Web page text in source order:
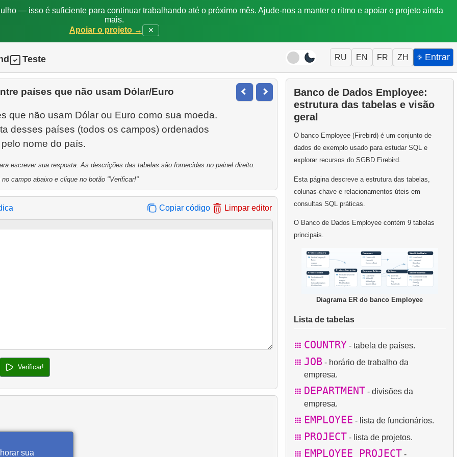
— isso é suficiente para continuar trabalhando até o próximo mês. Ajude-nos a manter o ritmo e apoiar o projeto ainda
mais.
Apoiar o projeto →
✕
Teste RU EN FR ZH ⎆ Entrar
países que não usam Dólar/Euro
que não usam Dólar ou Euro como sua moeda.
desses países (todos os campos) ordenados
escrever sua resposta. As descrições das tabelas são fornecidas no painel direito.
campo abaixo e clique no botão "Verificar!"
Copiar código Limpar editor
Verificar!
Banco de Dados Employee:
estrutura das tabelas e visão
geral
O banco Employee (Firebird) é um conjunto de
dados de exemplo usado para estudar SQL e
explorar recursos do SGBD Firebird.
Esta página descreve a estrutura das tabelas,
colunas-chave e relacionamentos úteis em
consultas SQL práticas.
O Banco de Dados Employee contém 9 tabelas
principais.
Diagrama ER do banco Employee
Lista de tabelas
COUNTRY - tabela de países.
JOB - horário de trabalho da
empresa.
DEPARTMENT - divisões da
empresa.
EMPLOYEE - lista de funcionários.
PROJECT - lista de projetos.
EMPLOYEE_PROJECT -
sua